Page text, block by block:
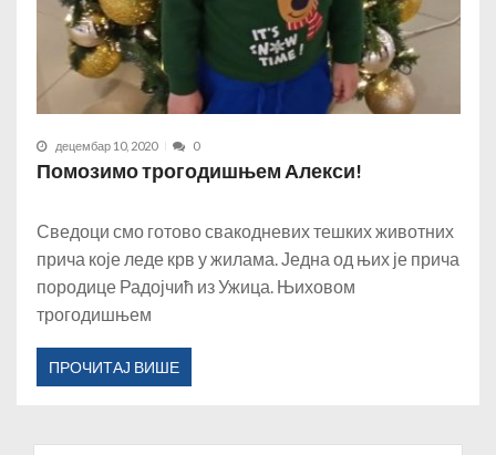
децембар 10, 2020 0
Помозимо трогодишњем Алекси!
Сведоци смо готово свакодневих тешких животних
прича које леде крв у жилама. Једна од њих је прича
породице Радојчић из Ужица. Њиховом
трогодишњем
ПРОЧИТАЈ ВИШЕ